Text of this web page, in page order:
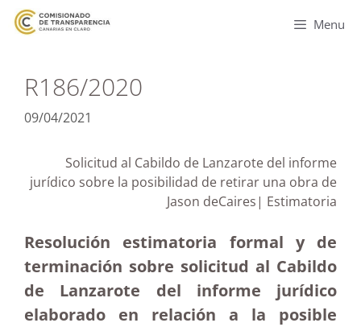
Menu
R186/2020
09/04/2021
Solicitud al Cabildo de Lanzarote del informe
jurídico sobre la posibilidad de retirar una obra de
Jason deCaires| Estimatoria
Resolución estimatoria formal y de
terminación sobre solicitud al Cabildo
de Lanzarote del informe jurídico
elaborado en relación a la posible